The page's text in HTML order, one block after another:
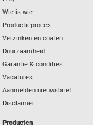
Wie is wie
Productieproces
Verzinken en coaten
Duurzaamheid
Garantie & condities
Vacatures
Aanmelden nieuwsbrief
Disclaimer
Producten